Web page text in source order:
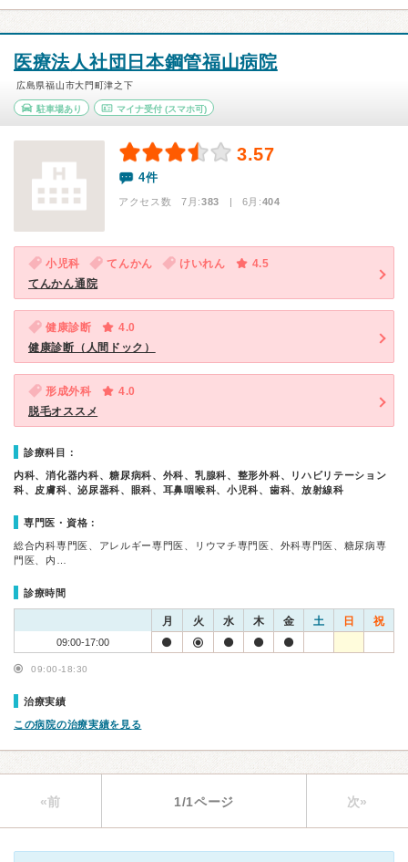
医療法人社団日本鋼管福山病院
広島県福山市大門町津之下
駐車場あり マイナ受付(スマホ可)
3.57
4件
アクセス数 7月:383 | 6月:404
小児科 てんかん けいれん
4.5
てんかん通院
健康診断
4.0
健康診断（人間ドック）
形成外科
4.0
脱毛オススメ
診療科目：
内科、消化器内科、糖尿病科、外科、乳腺科、整形外科、リハビリテーション
科、皮膚科、泌尿器科、眼科、耳鼻咽喉科、小児科、歯科、放射線科
専門医・資格：
総合内科専門医、アレルギー専門医、リウマチ専門医、外科専門医、糖尿病専
門医、内…
診療時間
月 火 水 木 金 土 日 祝
09:00-17:00
09:00-18:30
治療実績
この病院の治療実績を見る
«前 1/1ページ 次»